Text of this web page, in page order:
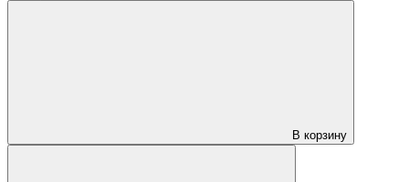
В корзину